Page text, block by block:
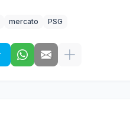
mercato PSG